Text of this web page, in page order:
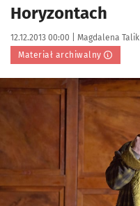
Horyzontach
Data publikacji:
12.12.2013 00:00 | Autor:
Magdalena Talik
Materiał archiwalny
Kliknij, aby powiększyć